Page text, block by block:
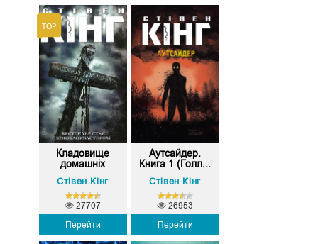
Кладовище
домашніх
тварин
Стівен Кінг
Перейти
27707
Аутсайдер.
Книга 1 (Голл...
Стівен Кінг
Перейти
26953